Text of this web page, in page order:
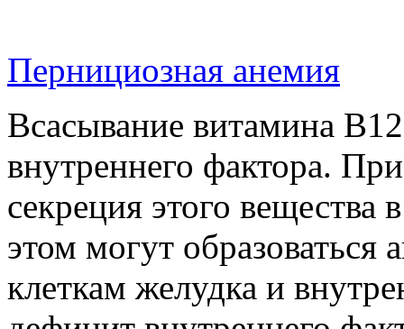
Пернициозная анемия
Всасывание витамина
внутреннего фактора.
секреция этого вещества
этом могут образоваться
клеткам желудка и